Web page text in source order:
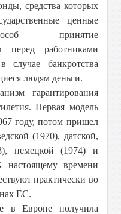
средства которых
ценные
— принятие
перед работниками
случае банкротства
людям деньги.
гарантирования
Первая модель
году, потом пришел
(1970), датской,
немецкой (1974) и
настоящему времени
практически во
ЕС.
в Европе получила